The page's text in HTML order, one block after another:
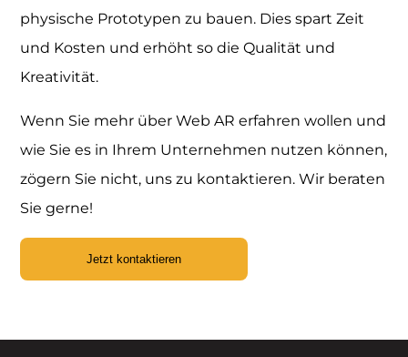
physische Prototypen zu bauen. Dies spart Zeit
und Kosten und erhöht so die Qualität und
Kreativität.
Wenn Sie mehr über Web AR erfahren wollen und
wie Sie es in Ihrem Unternehmen nutzen können,
zögern Sie nicht, uns zu kontaktieren. Wir beraten
Sie gerne!
Jetzt kontaktieren